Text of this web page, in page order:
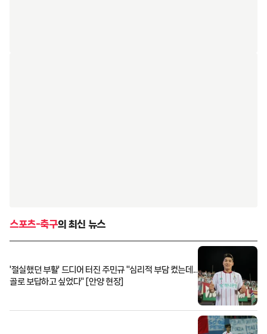
스포츠-축구의 최신 뉴스
'절실했던 부활' 드디어 터진 주민규 "심리적 부담 컸는데...
골로 보답하고 싶었다" [안양 현장]